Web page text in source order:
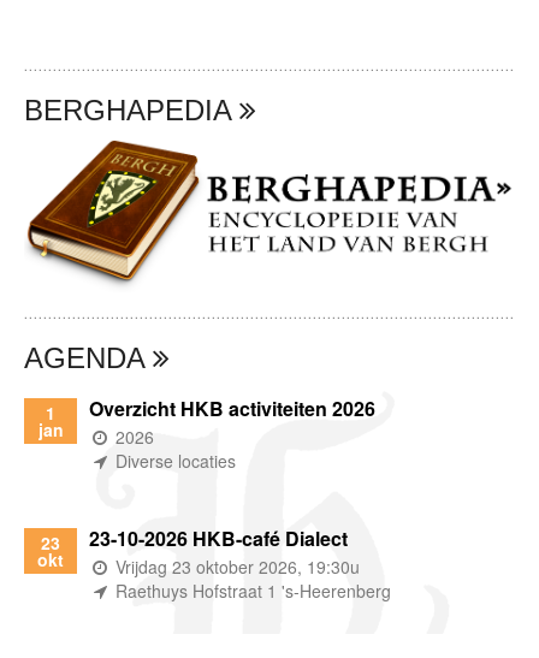
BERGHAPEDIA
AGENDA
1
jan
Overzicht HKB activiteiten 2026
(wanneer)
2026
(waar)
Diverse locaties
23
okt
23-10-2026 HKB-café Dialect
(wanneer)
Vrijdag 23 oktober 2026, 19:30u
(waar)
Raethuys Hofstraat 1 's-Heerenberg